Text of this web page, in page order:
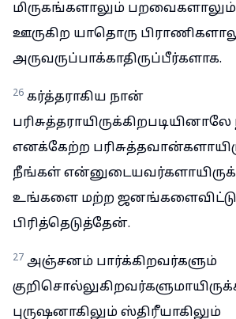
மிருகங்களாலும்
ஊருகிற யாதொரு
அருவருப்பாக்காதிருப்பீர்களாக.
26 கர்த்தராகிய நான்
எனக்கேற்ற
நீங்கள்
உங்களை மற்ற
பிரித்தெடுத்தேன்.
27 அஞ்சனம் பார்க்கிறவர்களும்
புருஷனாகிலும் ஸ்திரீயாகிலும்